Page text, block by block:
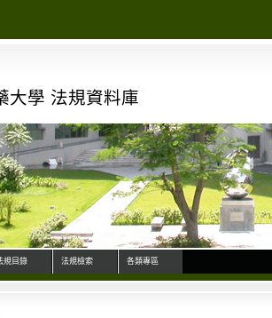
大學 法規資料庫
規目錄 法規檢索 各類專區